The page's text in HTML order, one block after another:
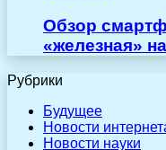
Обзор
«железная»
Рубрики
Будущее
Новости
Новости науки